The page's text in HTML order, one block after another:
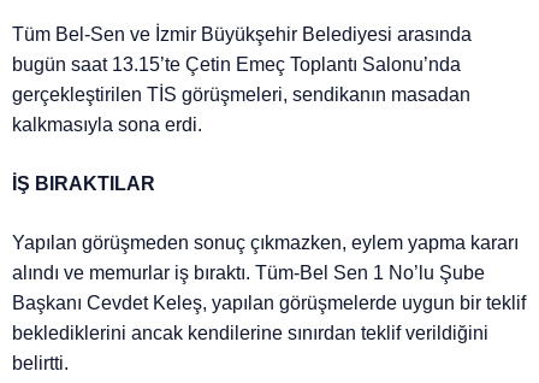
Tüm Bel-Sen ve İzmir Büyükşehir Belediyesi arasında
bugün saat 13.15’te Çetin Emeç Toplantı Salonu’nda
gerçekleştirilen TİS görüşmeleri, sendikanın masadan
kalkmasıyla sona erdi.
İŞ BIRAKTILAR
Yapılan görüşmeden sonuç çıkmazken, eylem yapma kararı
alındı ve memurlar iş bıraktı. Tüm-Bel Sen 1 No’lu Şube
Başkanı Cevdet Keleş, yapılan görüşmelerde uygun bir teklif
beklediklerini ancak kendilerine sınırdan teklif verildiğini
belirtti.